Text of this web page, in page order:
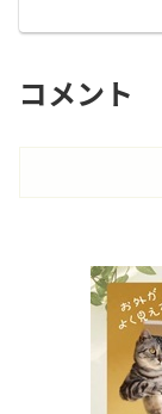
コメント